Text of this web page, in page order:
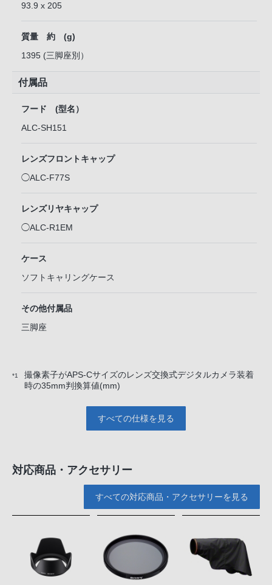
93.9 x 205
質量 約 (g)
1395 (三脚座別）
付属品
フード (型名）
ALC-SH151
レンズフロントキャップ
◯ALC-F77S
レンズリヤキャップ
◯ALC-R1EM
ケース
ソフトキャリングケース
その他付属品
三脚座
*1
撮像素子がAPS-Cサイズのレンズ交換式デジタルカメラ装着
時の35mm判換算値(mm)
すべての仕様を見る
対応商品・アクセサリー
すべての対応商品・アクセサリーを見る